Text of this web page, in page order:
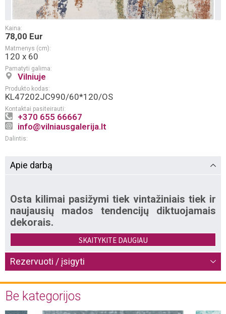
Kaina:
78,00 Eur
Matmenys (cm):
120 x 60
Pamatyti galima:
Vilniuje
Produkto kodas:
KL47202JC990/60*120/OS
Kontaktai pasiteirauti:
+370 655 66667
info@vilniausgalerija.lt
Dalintis:
Apie darbą
Osta kilimai pasižymi tiek vintažiniais tiek ir
naujausių mados tendencijų diktuojamais
dekorais.
Kolekcijose vyrauja švelnūs, grakštūs žemės spalvų
tonai, nuplauto, išblukusio paviršiaus efektą
suteikiantys dekorai. Osta kilimai – autentiški, belgų
pluošto gamyba kilimai. Osta kilimai visame pasaulyje
yra žinomi dėl jau daugiau kaip per 80 metų sukauptos
patirties audimo industrijoje. Gamintojo asortimente
SKAITYKITE DAUGIAU
Rezervuoti / įsigyti
Be kategorijos